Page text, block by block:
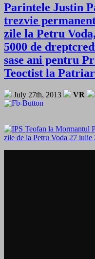
Parintele Justin
trezvie
zile la Petru
5000 de
sase ani pentru
Teoctist la
July 27th, 2013 VR